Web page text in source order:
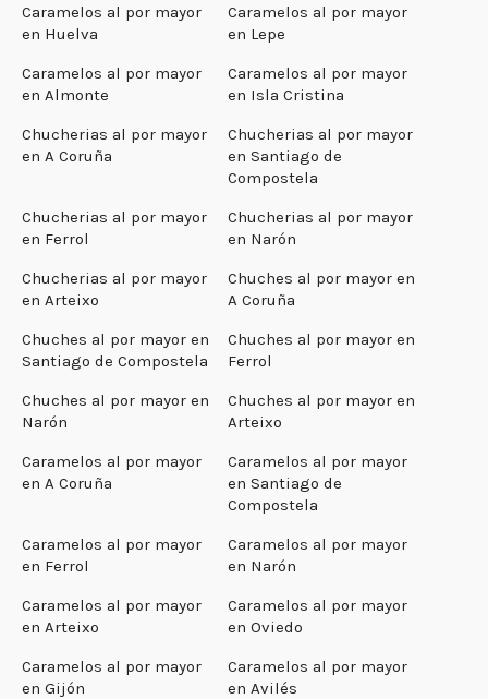
Caramelos al por mayor
en Huelva
Caramelos al por mayor
en Lepe
Caramelos al por mayor
en Almonte
Caramelos al por mayor
en Isla Cristina
Chucherias al por mayor
en A Coruña
Chucherias al por mayor
en Santiago de
Compostela
Chucherias al por mayor
en Ferrol
Chucherias al por mayor
en Narón
Chucherias al por mayor
en Arteixo
Chuches al por mayor en
A Coruña
Chuches al por mayor en
Santiago de Compostela
Chuches al por mayor en
Ferrol
Chuches al por mayor en
Narón
Chuches al por mayor en
Arteixo
Caramelos al por mayor
en A Coruña
Caramelos al por mayor
en Santiago de
Compostela
Caramelos al por mayor
en Ferrol
Caramelos al por mayor
en Narón
Caramelos al por mayor
en Arteixo
Caramelos al por mayor
en Oviedo
Caramelos al por mayor
en Gijón
Caramelos al por mayor
en Avilés